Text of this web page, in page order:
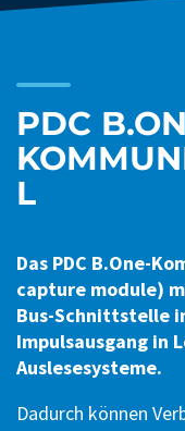
PDC
L
Das PDC B.One-
capture module)
Bus-Schnittstelle
Impulsausgang in
Auslesesysteme.
Dadurch können